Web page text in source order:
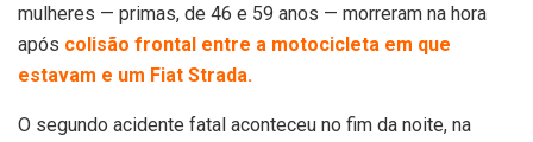
mulheres — primas, de 46 e 59 anos — morreram na hora
após colisão frontal entre a motocicleta em que
estavam e um Fiat Strada.
O segundo acidente fatal aconteceu no fim da noite, na